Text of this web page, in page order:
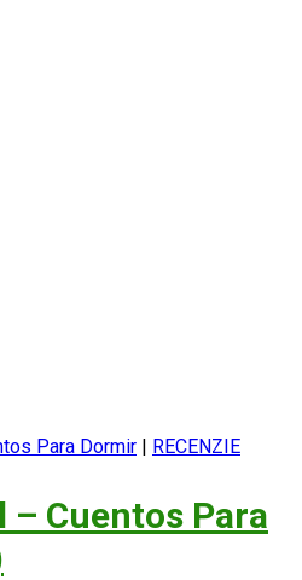
Para Dormir | RECENZIE
– Cuentos Para